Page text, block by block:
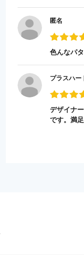
匿名
色んなパ
プラスハー
デザイナ
です。満